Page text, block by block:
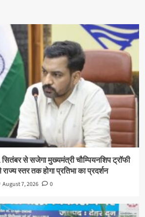
से सजेगा मुख्यमंत्री चौम्पियनशिप ट्रॉफी
स्तर तक होगा प्रतिभा का प्रदर्शन
August 7, 2026 0